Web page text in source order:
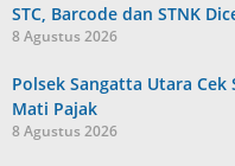
STC, Barcode dan STNK
8 Agustus 2026
Polsek Sangatta Utara Cek
Mati Pajak
8 Agustus 2026